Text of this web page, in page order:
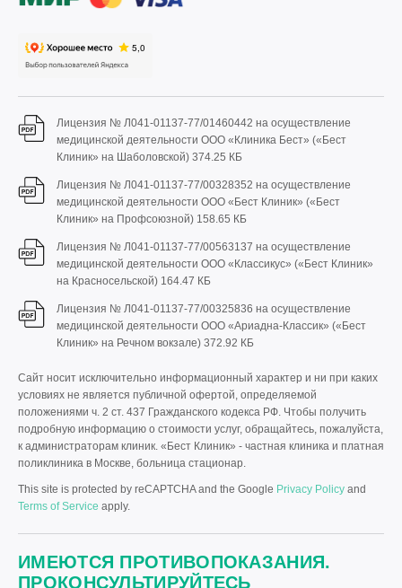
Лицензия № Л041-01137-77/01460442 на осуществление
медицинской деятельности ООО «Клиника Бест» («Бест
Клиник» на Шаболовской) 374.25 КБ
Лицензия № Л041-01137-77/00328352 на осуществление
медицинской деятельности ООО «Бест Клиник» («Бест
Клиник» на Профсоюзной) 158.65 КБ
Лицензия № Л041-01137-77/00563137 на осуществление
медицинской деятельности ООО «Классикус» («Бест Клиник»
на Красносельской) 164.47 КБ
Лицензия № Л041-01137-77/00325836 на осуществление
медицинской деятельности ООО «Ариадна-Классик» («Бест
Клиник» на Речном вокзале) 372.92 КБ
Сайт носит исключительно информационный характер и ни при каких
условиях не является публичной офертой, определяемой
положениями ч. 2 ст. 437 Гражданского кодекса РФ. Чтобы получить
подробную информацию о стоимости услуг, обращайтесь, пожалуйста,
к администраторам клиник. «Бест Клиник» - частная клиника и платная
поликлиника в Москве, больница стационар.
This site is protected by reCAPTCHA and the Google Privacy Policy and
Terms of Service apply.
ИМЕЮТСЯ ПРОТИВОПОКАЗАНИЯ.
ПРОКОНСУЛЬТИРУЙТЕСЬ